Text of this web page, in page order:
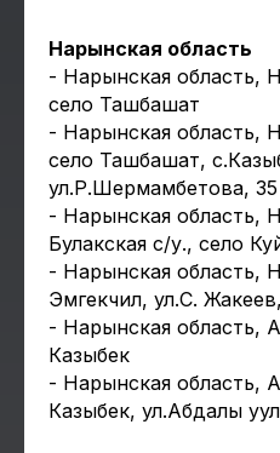
Нарынская область
- Нарынская область,
село Ташбашат
- Нарынская область,
село Ташбашат,
ул.Р.Шермамбетова, 35
- Нарынская область,
Булакская с/у., село
- Нарынская область,
Эмгекчил, ул.С.
- Нарынская область,
Казыбек
- Нарынская область,
Казыбек, ул.Абдалы